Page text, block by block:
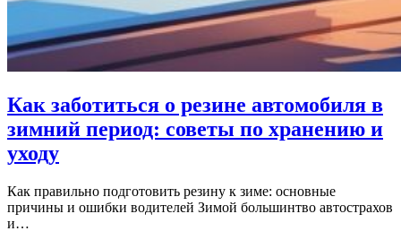
Как заботиться о резине автомобиля в
зимний период: советы по хранению и
уходу
Как правильно подготовить резину к зиме: основные
причины и ошибки водителей Зимой большинтво автострахов
и…